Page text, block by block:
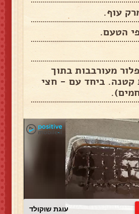
הטעם.
מעורבבות בתוך
קטנה. ביחד עם - חצי
עוגת שוקולד